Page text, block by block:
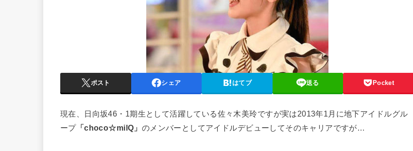
ポスト シェア はてブ 送る Pocket
現在、日向坂46・1期生として活躍している佐々木美玲ですが実は2013年1月に地下アイドルグル
ープ「choco☆milQ」 のメンバーとしてアイドルデビューしてそのキャリアですが…